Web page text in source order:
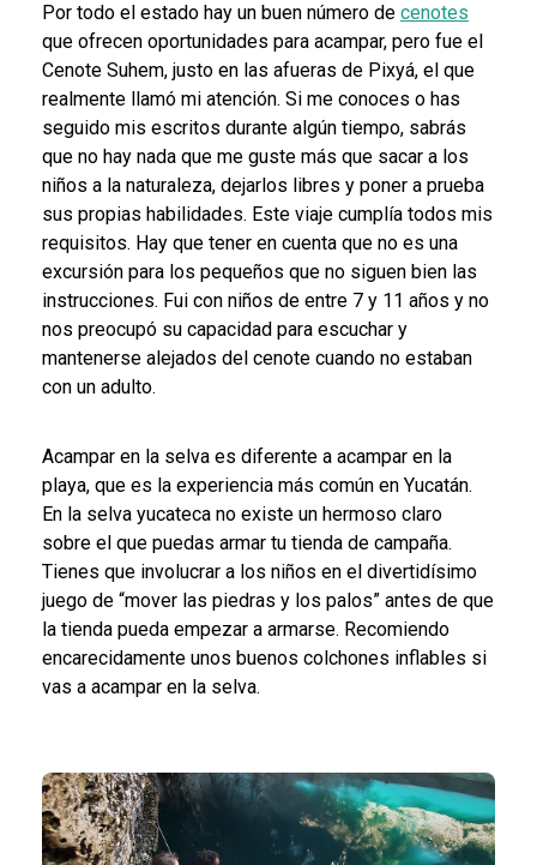
Por todo el estado hay un buen número de cenotes
que ofrecen oportunidades para acampar, pero fue el
Cenote Suhem, justo en las afueras de Pixyá, el que
realmente llamó mi atención. Si me conoces o has
seguido mis escritos durante algún tiempo, sabrás
que no hay nada que me guste más que sacar a los
niños a la naturaleza, dejarlos libres y poner a prueba
sus propias habilidades. Este viaje cumplía todos mis
requisitos. Hay que tener en cuenta que no es una
excursión para los pequeños que no siguen bien las
instrucciones. Fui con niños de entre 7 y 11 años y no
nos preocupó su capacidad para escuchar y
mantenerse alejados del cenote cuando no estaban
con un adulto.
Acampar en la selva es diferente a acampar en la
playa, que es la experiencia más común en Yucatán.
En la selva yucateca no existe un hermoso claro
sobre el que puedas armar tu tienda de campaña.
Tienes que involucrar a los niños en el divertidísimo
juego de “mover las piedras y los palos” antes de que
la tienda pueda empezar a armarse. Recomiendo
encarecidamente unos buenos colchones inflables si
vas a acampar en la selva.